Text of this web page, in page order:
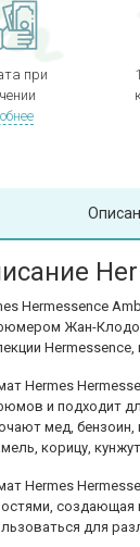
при
Hermessence
Жан-
Hermes
и подходит
мед, бензоин,
корицу,
Hermes
для